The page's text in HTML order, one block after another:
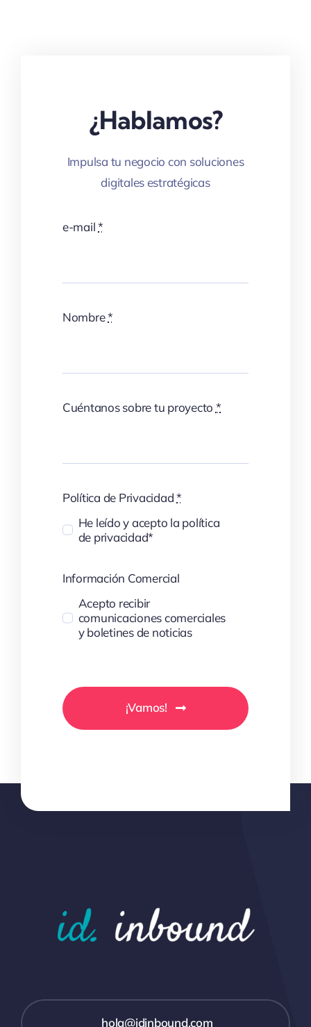
¿Hablamos?
Impulsa tu negocio con soluciones
digitales estratégicas
e-mail*
Nombre*
Cuéntanos sobre tu proyecto *
Política de Privacidad*
He leído y acepto la política
de privacidad*
Información Comercial
Acepto recibir
comunicaciones comerciales
y boletines de noticias
¡Vamos!
hola@idinbound.com